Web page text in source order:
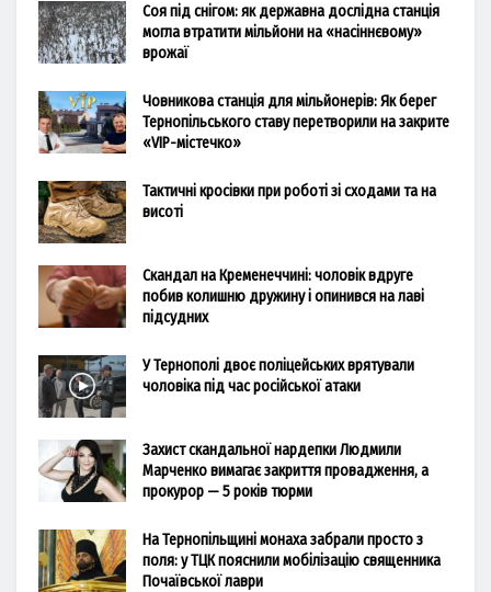
Соя під снігом: як державна дослідна станція
могла втратити мільйони на «насіннєвому»
врожаї
Човникова станція для мільйонерів: Як берег
Тернопільського ставу перетворили на закрите
«VIP-містечко»
Тактичні кросівки при роботі зі сходами та на
висоті
Скандал на Кременеччині: чоловік вдруге
побив колишню дружину і опинився на лаві
підсудних
У Тернополі двоє поліцейських врятували
чоловіка під час російської атаки
Захист скандальної нардепки Людмили
Марченко вимагає закриття провадження, а
прокурор — 5 років тюрми
На Тернопільщині монаха забрали просто з
поля: у ТЦК пояснили мобілізацію священника
Почаївської лаври